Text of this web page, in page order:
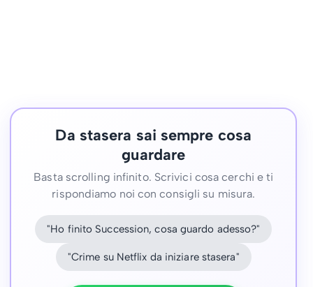
Da stasera sai sempre cosa
guardare
Basta scrolling infinito. Scrivici cosa cerchi e ti
rispondiamo noi con consigli su misura.
"Ho finito Succession, cosa guardo adesso?"
"Crime su Netflix da iniziare stasera"